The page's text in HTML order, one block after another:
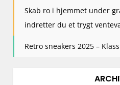
Skab ro i hjemmet under
indretter du et trygt
Retro sneakers 2025 –